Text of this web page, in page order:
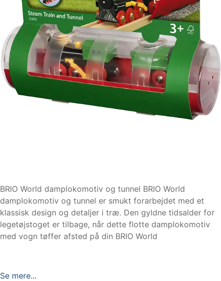
BRIO World damplokomotiv og tunnel BRIO World
damplokomotiv og tunnel er smukt forarbejdet med et
klassisk design og detaljer i træ. Den gyldne tidsalder for
legetøjstoget er tilbage, når dette flotte damplokomotiv
med vogn tøffer afsted på din BRIO World
Se mere...